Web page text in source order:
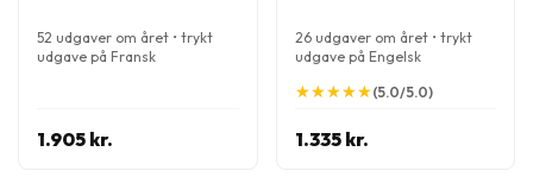
52 udgaver om året • trykt
udgave på Fransk
1.905 kr.
26 udgaver om året • trykt
udgave på Engelsk
★
★★
★★
★★
★★
★(5.0/5.0)
1.335 kr.